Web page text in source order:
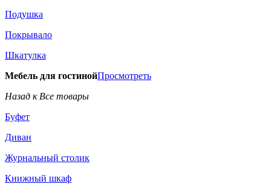
Подушка
Покрывало
Шкатулка
Мебель для гостинойПросмотреть
Назад к Все товары
Буфет
Диван
Журнальный столик
Книжный шкаф